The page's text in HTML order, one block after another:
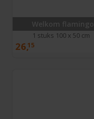
Welkom flamingo
1 stuks 100 x 50 cm
26,15